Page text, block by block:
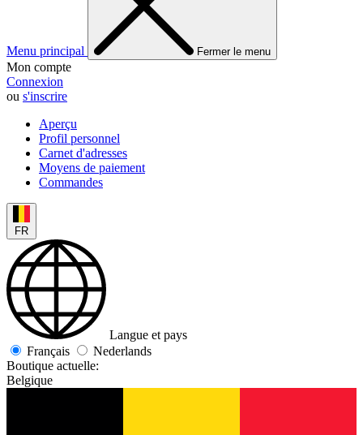
Menu principal Fermer le menu
Mon compte
Connexion
ou s'inscrire
Aperçu
Profil personnel
Carnet d'adresses
Moyens de paiement
Commandes
FR
Langue et pays
Français
Nederlands
Boutique actuelle:
Belgique